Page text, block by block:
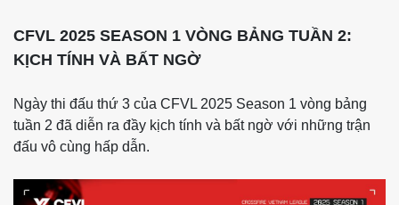
CFVL 2025 SEASON 1 VÒNG BẢNG TUẦN 2:
KỊCH TÍNH VÀ BẤT NGỜ
Ngày thi đấu thứ 3 của CFVL 2025 Season 1 vòng bảng
tuần 2 đã diễn ra đầy kịch tính và bất ngờ với những trận
đấu vô cùng hấp dẫn.